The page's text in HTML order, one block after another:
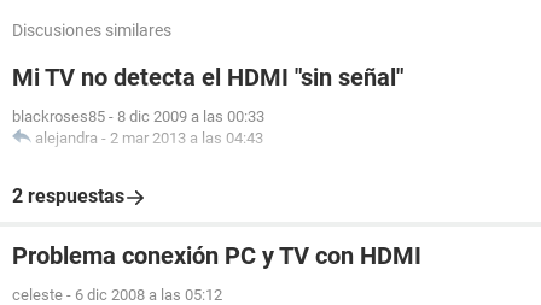
Discusiones similares
Mi TV no detecta el HDMI "sin señal"
blackroses85 - 8 dic 2009 a las 00:33
alejandra - 2 mar 2013 a las 04:43
2 respuestas
Problema conexión PC y TV con HDMI
celeste - 6 dic 2008 a las 05:12